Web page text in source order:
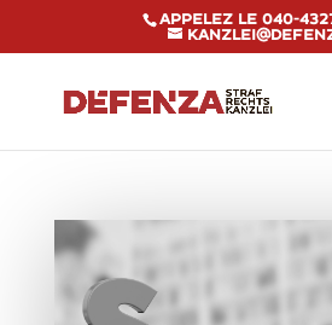
Appelez le 040-